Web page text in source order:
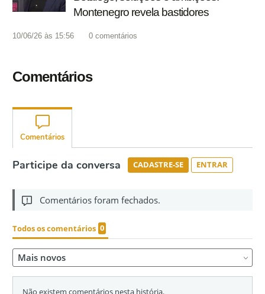
Montenegro revela bastidores
10/06/26 às 15:56 0 comentários
Comentários